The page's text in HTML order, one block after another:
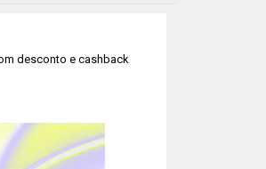
desconto e cashback